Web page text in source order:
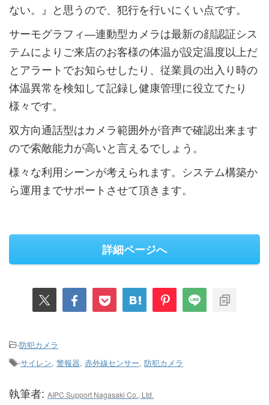
ない。』と思うので、犯行を行いにくい点です。
サーモグラフィ―連動型カメラは最新の顔認証シス
テムによりご来店のお客様の体温が設定温度以上だ
とアラートでお知らせしたり、従業員の出入り時の
体温異常を検知して記録し健康管理に役立てたり
様々です。
双方向通話型はカメラ範囲外が音声で確認出来ます
ので索敵能力が高いと言えるでしょう。
様々な利用シーンが考えられます。システム構築か
ら運用までサポートさせて頂きます。
詳細ページへ
-防犯カメラ
-サイレン, 警報器, 赤外線センサー, 防犯カメラ
執筆者: AIPC Support Nagasaki Co., Ltd.